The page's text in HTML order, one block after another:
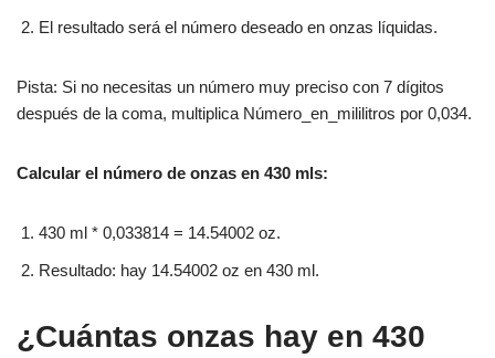
El resultado será el número deseado en onzas líquidas.
Pista: Si no necesitas un número muy preciso con 7 dígitos
después de la coma, multiplica Número_en_mililitros por 0,034.
Calcular el número de onzas en 430 mls:
430 ml * 0,033814 = 14.54002 oz.
Resultado: hay 14.54002 oz en 430 ml.
¿Cuántas onzas hay en 430